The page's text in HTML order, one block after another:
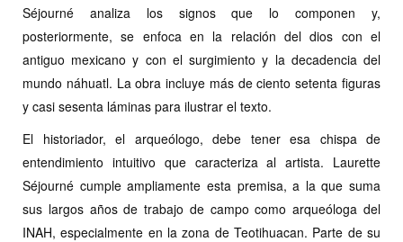
Séjourné analiza los signos que lo componen y,
posteriormente, se enfoca en la relación del dios con el
antiguo mexicano y con el surgimiento y la decadencia del
mundo náhuatl. La obra incluye más de ciento setenta figuras
y casi sesenta láminas para ilustrar el texto.
El historiador, el arqueólogo, debe tener esa chispa de
entendimiento intuitivo que caracteriza al artista. Laurette
Séjourné cumple ampliamente esta premisa, a la que suma
sus largos años de trabajo de campo como arqueóloga del
INAH, especialmente en la zona de Teotihuacan. Parte de su